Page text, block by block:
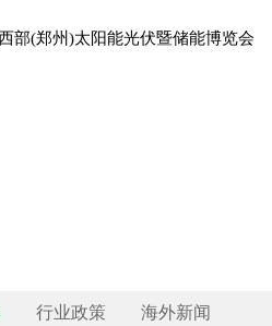
行业政策 海外新闻